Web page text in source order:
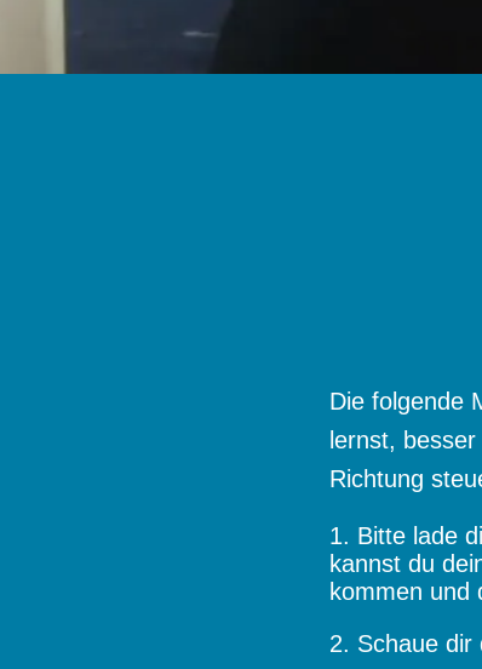
Die folgende
lernst,
Richtung
1. Bitte lade
kannst du
kommen und
2. Schaue